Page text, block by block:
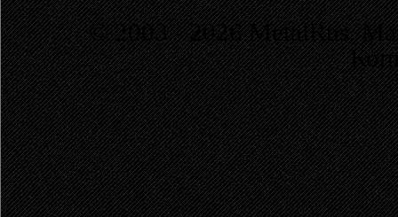
© 2003 - 2026 MetalRus.